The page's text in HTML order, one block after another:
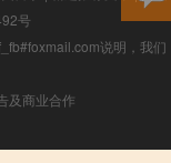
号
说明，我们
及商业合作